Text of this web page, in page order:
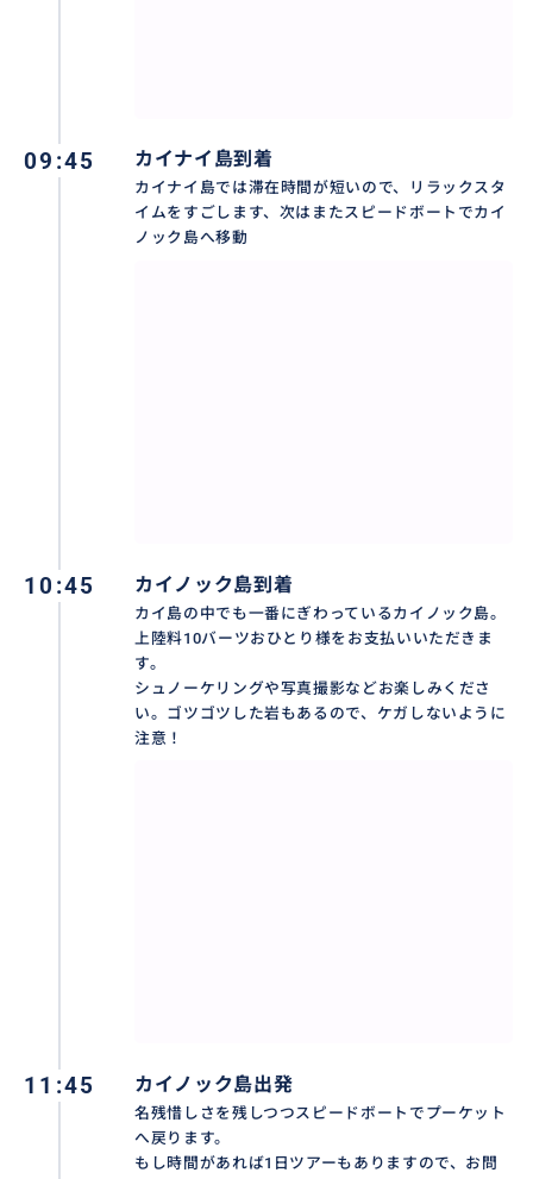
09:45 カイナイ島到着
カイナイ島では滞在時間が短いので、リラックスタ
イムをすごします、次はまたスピードボートでカイ
ノック島へ移動
10:45 カイノック島到着
カイ島の中でも一番にぎわっているカイノック島。
上陸料10バーツおひとり様をお支払いいただきま
す。
シュノーケリングや写真撮影などお楽しみくださ
い。ゴツゴツした岩もあるので、ケガしないように
注意！
11:45 カイノック島出発
名残惜しさを残しつつスピードボートでプーケット
へ戻ります。
もし時間があれば1日ツアーもありますので、お問